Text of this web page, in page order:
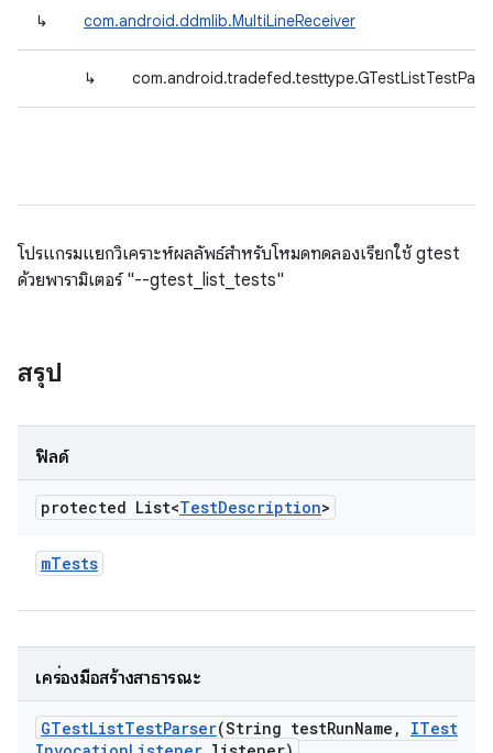
↳ com.android.ddmlib.MultiLineReceiver
↳
โปรแกรมแยกวิเคราะห์ผลลัพธ์สำหรับโหมดทดลองเรียกใช้ gtest
ด้วยพารามิเตอร์ "--gtest_list_tests"
สรุป
ฟิลด์
protected List<TestDescription>
mTests
เครื่องมือสร้างสาธารณะ
GTestListTestParser(String testRunName ,
ITest